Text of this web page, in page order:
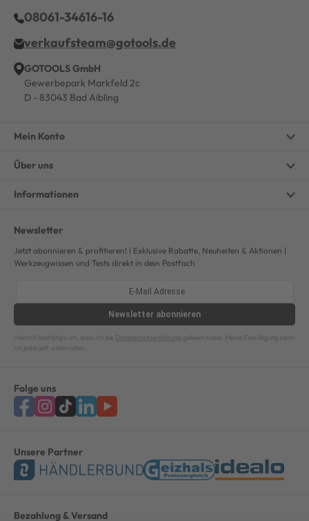
08061-34616-16
verkaufsteam@gotools.de
GOTOOLS GmbH
Gewerbepark Markfeld 2c
D - 83043 Bad Aibling
Mein Konto
Über uns
Informationen
Newsletter
Jetzt abonnieren & profitieren! | Exklusive Rabatte, Neuheiten & Aktionen |
Werkzeugwissen und Tests direkt in dein Postfach
Newsletter abonnieren
Hiermit bestätige ich, dass ich die Datenschutzerklärung gelesen habe. Meine Einwilligung kann
ich jederzeit widerrufen.
Folge uns
Unsere Partner
Bezahlung & Versand